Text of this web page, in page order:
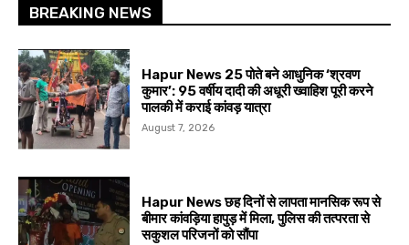
BREAKING NEWS
Hapur News 25 पोते बने आधुनिक ‘श्रवण
कुमार’: 95 वर्षीय दादी की अधूरी ख्वाहिश पूरी करने
पालकी में कराई कांवड़ यात्रा
August 7, 2026
Hapur News छह दिनों से लापता मानसिक रूप से
बीमार कांवड़िया हापुड़ में मिला, पुलिस की तत्परता से
सकुशल परिजनों को सौंपा